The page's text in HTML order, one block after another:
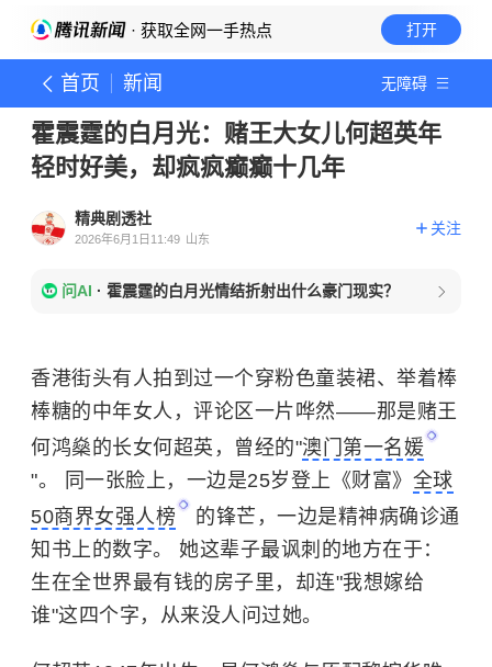
· 获取全网一手热点 打开
首页 新闻 无障碍
霍震霆的白月光：赌王大女儿何超英年
轻时好美，却疯疯癫癫十几年
精典剧透社
2026年6月1日11:49 山东
关注
问AI · 霍震霆的白月光情结折射出什么豪门现实？
香港街头有人拍到过一个穿粉色童装裙、举着棒
棒糖的中年女人，评论区一片哗然——那是赌王
何鸿燊的长女何超英，曾经的"澳门第一名媛
"。 同一张脸上，一边是25岁登上《财富》 全球
50商界女强人榜
的锋芒，一边是精神病确诊通
知书上的数字。 她这辈子最讽刺的地方在于：
生在全世界最有钱的房子里，却连"我想嫁给
谁"这四个字，从来没人问过她。